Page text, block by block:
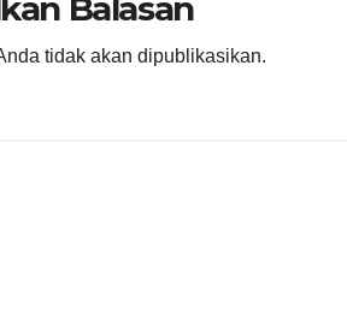
tidak akan dipublikasikan.